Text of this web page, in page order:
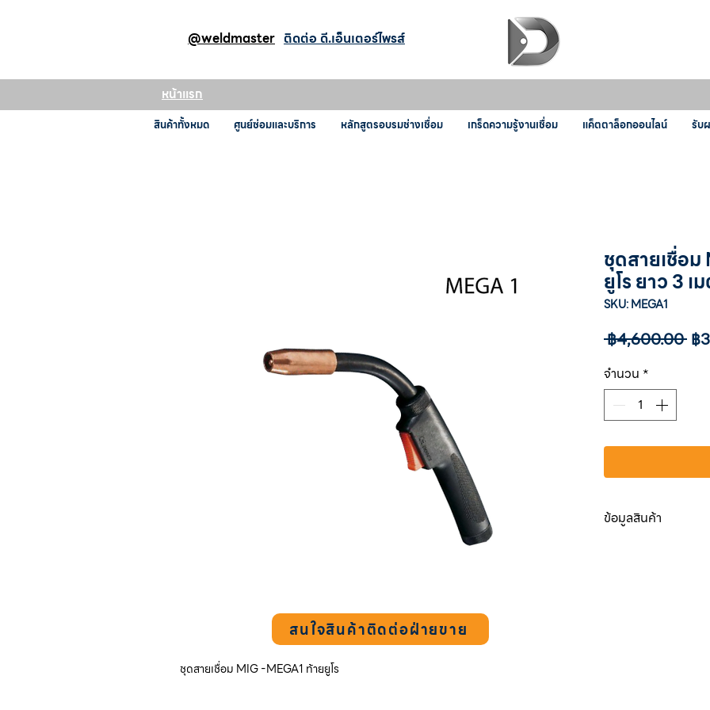
@weldmaster ติดต่อ ดี.เอ็นเตอร์ไพรส์
หน้าแรก
สินค้าทั้งหมด ศูนย์ซ่อมและบริการ หลักสูตรอบรมช่างเชื่อม เกร็ดความรู้งานเชื่อม แค็ตตาล็อกออนไลน์ รับ
ชุดสายเชื่อม MIG -MEGA1 ท้ายยูโร
ชุดสายเชื่อม
ยูโร ยาว 3 เ
SKU: MEGA1
฿4,600.00 รา
฿
จำนวน *
ข้อมูลสินค้า
สนใจสินค้าติดต่อฝ่ายขาย